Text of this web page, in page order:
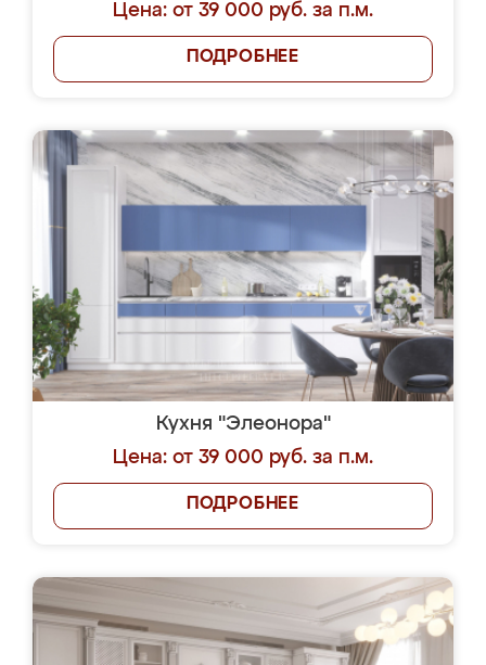
Цена: от 39 000 руб. за п.м.
ПОДРОБНЕЕ
Кухня "Элеонора"
Цена: от 39 000 руб. за п.м.
ПОДРОБНЕЕ